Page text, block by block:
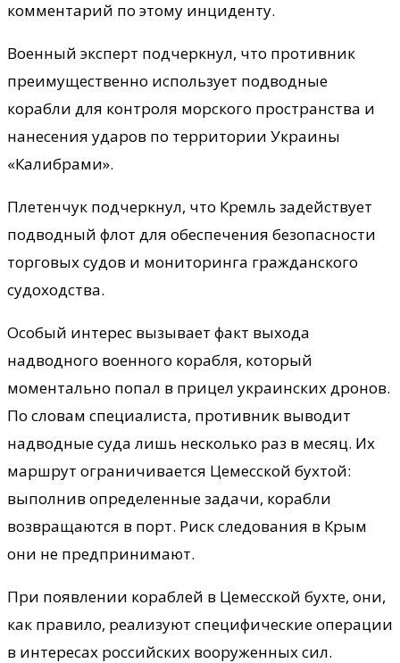
комментарий по этому инциденту.
Военный эксперт подчеркнул, что противник
преимущественно использует подводные
корабли для контроля морского пространства и
нанесения ударов по территории Украины
«Калибрами».
Плетенчук подчеркнул, что Кремль задействует
подводный флот для обеспечения безопасности
торговых судов и мониторинга гражданского
судоходства.
Особый интерес вызывает факт выхода
надводного военного корабля, который
моментально попал в прицел украинских дронов.
По словам специалиста, противник выводит
надводные суда лишь несколько раз в месяц. Их
маршрут ограничивается Цемесской бухтой:
выполнив определенные задачи, корабли
возвращаются в порт. Риск следования в Крым
они не предпринимают.
При появлении кораблей в Цемесской бухте, они,
как правило, реализуют специфические операции
в интересах российских вооруженных сил.